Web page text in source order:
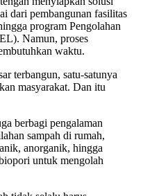
dari pembangunan fasilitas
program Pengolahan
Namun, proses
waktu.
terbangun, satu-satunya
masyarakat. Dan itu
berbagi pengalaman
sampah di rumah,
anorganik, hingga
untuk mengolah